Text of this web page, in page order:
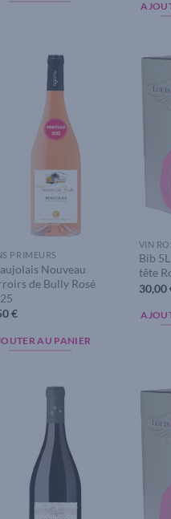
PRIMEURS
Nouveau
de Bully Rosé
€
AU PANIER
VIN
Bib
tête
30,00